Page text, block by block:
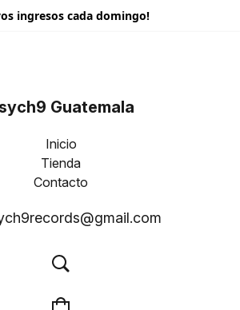
ingresos cada domingo!
Guatemala
Inicio
Tienda
Contacto